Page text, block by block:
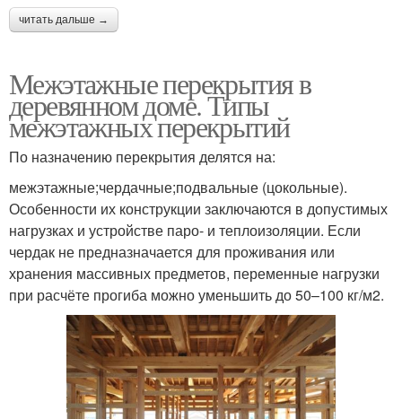
читать дальше →
Межэтажные перекрытия в
деревянном доме. Типы
межэтажных перекрытий
По назначению перекрытия делятся на:
межэтажные;чердачные;подвальные (цокольные).
Особенности их конструкции заключаются в допустимых
нагрузках и устройстве паро- и теплоизоляции. Если
чердак не предназначается для проживания или
хранения массивных предметов, переменные нагрузки
при расчёте прогиба можно уменьшить до 50–100 кг/м2.